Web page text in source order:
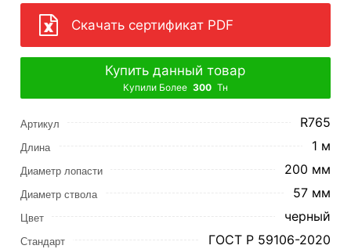
Скачать сертификат PDF
Купить данный товар
Купили Более 300 Тн
Артикул R765
Длина 1 м
Диаметр лопасти 200 мм
Диаметр ствола 57 мм
Цвет черный
Стандарт ГОСТ Р 59106-2020